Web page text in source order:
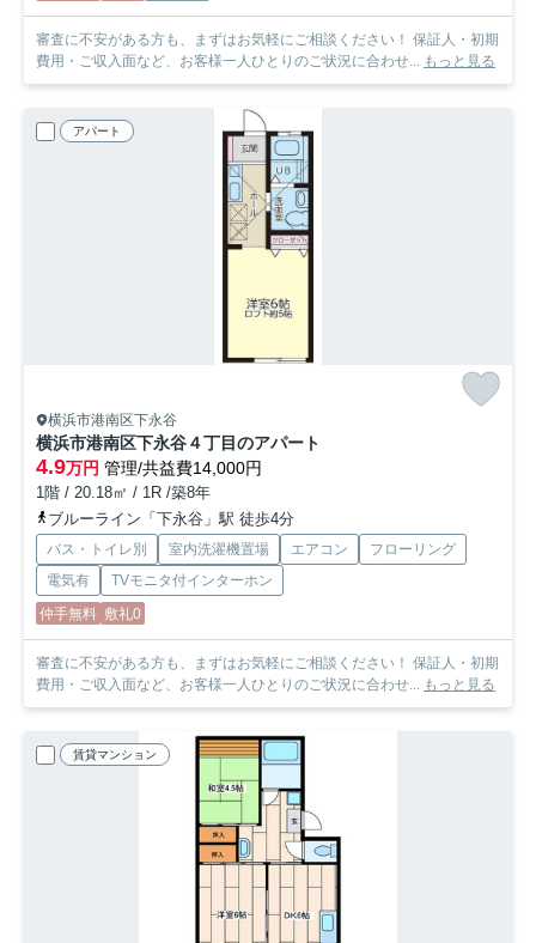
審査に不安がある方も、まずはお気軽にご相談ください！ 保証人・初期
費用・ご収入面など、お客様一人ひとりのご状況に合わせ...
もっと見る
アパート
横浜市港南区下永谷
横浜市港南区下永谷４丁目のアパート
4.9万円 管理/共益費14,000円
1階 / 20.18㎡ / 1R /築8年
ブルーライン「下永谷」駅 徒歩4分
バス・トイレ別 室内洗濯機置場 エアコン
フローリング
電気有
TVモニタ付インターホン
仲手無料 敷礼0
審査に不安がある方も、まずはお気軽にご相談ください！ 保証人・初期
費用・ご収入面など、お客様一人ひとりのご状況に合わせ...
もっと見る
賃貸マンション